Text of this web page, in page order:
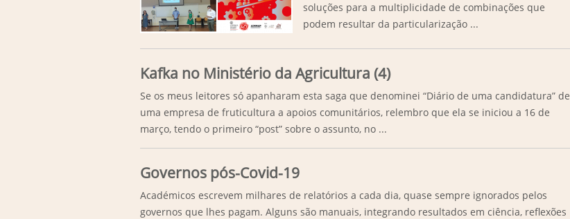
soluções para a multiplicidade de combinações que
podem resultar da particularização ...
Kafka no Ministério da Agricultura (4)
Se os meus leitores só apanharam esta saga que denominei “Diário de uma candidatura” de
uma empresa de fruticultura a apoios comunitários, relembro que ela se iniciou a 16 de
março, tendo o primeiro “post” sobre o assunto, no ...
Governos pós-Covid-19
Académicos escrevem milhares de relatórios a cada dia, quase sempre ignorados pelos
governos que lhes pagam. Alguns são manuais, integrando resultados em ciência, reflexões